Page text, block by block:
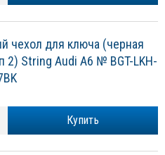
чехол для ключа (черная
2) String Audi A6 № BGT-LKH-
Купить